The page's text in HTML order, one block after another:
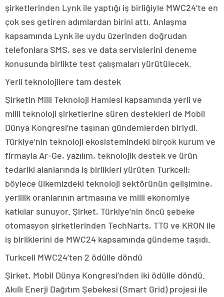
şirketlerinden Lynk ile yaptığı iş birliğiyle MWC24’te en
çok ses getiren adımlardan birini attı. Anlaşma
kapsamında Lynk ile uydu üzerinden doğrudan
telefonlara SMS, ses ve data servislerini deneme
konusunda birlikte test çalışmaları yürütülecek.
Yerli teknolojilere tam destek
Şirketin Milli Teknoloji Hamlesi kapsamında yerli ve
milli teknoloji şirketlerine süren destekleri de Mobil
Dünya Kongresi’ne taşınan gündemlerden biriydi.
Türkiye’nin teknoloji ekosistemindeki birçok kurum ve
firmayla Ar-Ge, yazılım, teknolojik destek ve ürün
tedariki alanlarında iş birlikleri yürüten Turkcell;
böylece ülkemizdeki teknoloji sektörünün gelişimine,
yerlilik oranlarının artmasına ve milli ekonomiye
katkılar sunuyor. Şirket, Türkiye’nin öncü şebeke
otomasyon şirketlerinden TechNarts, TTG ve KRON ile
iş birliklerini de MWC24 kapsamında gündeme taşıdı.
Turkcell MWC24’ten 2 ödülle döndü
Şirket, Mobil Dünya Kongresi’nden iki ödülle döndü.
Akıllı Enerji Dağıtım Şebekesi (Smart Grid) projesi ile